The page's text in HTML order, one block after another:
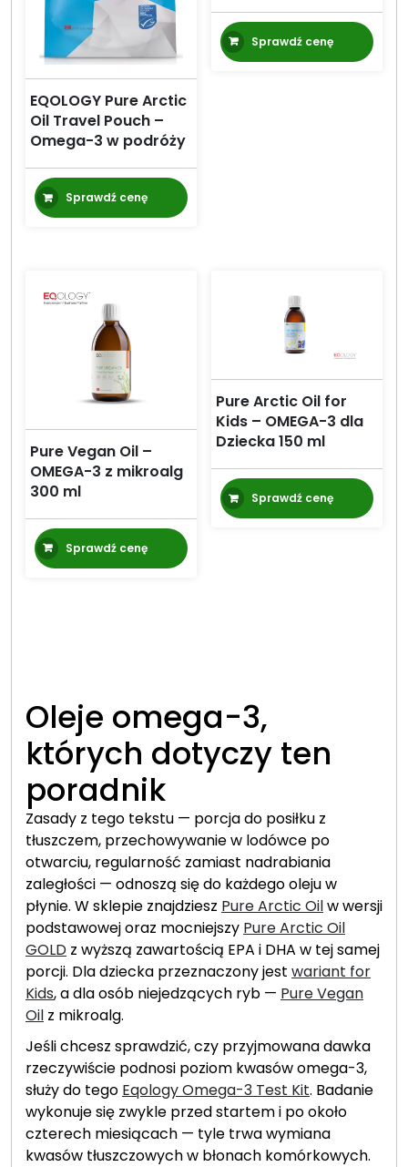
EQOLOGY Pure Arctic
Oil Travel Pouch –
Omega-3 w podróży
Sprawdź cenę
Sprawdź cenę
Pure Vegan Oil –
OMEGA-3 z mikroalg
300 ml
Sprawdź cenę
Pure Arctic Oil for
Kids – OMEGA-3 dla
Dziecka 150 ml
Sprawdź cenę
Oleje omega-3,
których dotyczy ten
poradnik
Zasady z tego tekstu — porcja do posiłku z
tłuszczem, przechowywanie w lodówce po
otwarciu, regularność zamiast nadrabiania
zaległości — odnoszą się do każdego oleju w
płynie. W sklepie znajdziesz Pure Arctic Oilw wersji
podstawowej oraz mocniejszy Pure Arctic Oil
GOLD z wyższą zawartością EPA i DHA w tej samej
porcji. Dla dziecka przeznaczony jest wariant for
Kids, a dla osób niejedzących ryb — Pure Vegan
Oil z mikroalg.
Jeśli chcesz sprawdzić, czy przyjmowana dawka
rzeczywiście podnosi poziom kwasów omega-3,
służy do tego Eqology Omega-3 Test Kit. Badanie
wykonuje się zwykle przed startem i po około
czterech miesiącach — tyle trwa wymiana
kwasów tłuszczowych w błonach komórkowych.